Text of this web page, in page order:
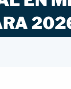
Estilo de vida